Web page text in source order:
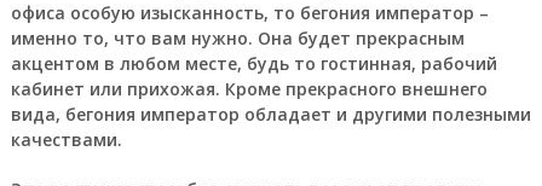
офиса особую изысканность, то бегония император –
именно то, что вам нужно. Она будет прекрасным
акцентом в любом месте, будь то гостинная, рабочий
кабинет или прихожая. Кроме прекрасного внешнего
вида, бегония император обладает и другими полезными
качествами.